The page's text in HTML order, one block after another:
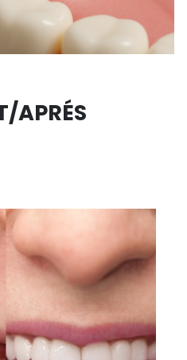
APRÉS